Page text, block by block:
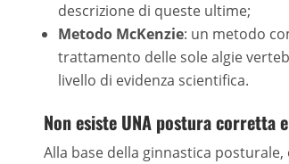
descrizione di queste ultime;
Metodo McKenzie: un metodo
trattamento delle sole algie
livello di evidenza scientifica.
Non esiste UNA postura corretta
Alla base della ginnastica posturale,